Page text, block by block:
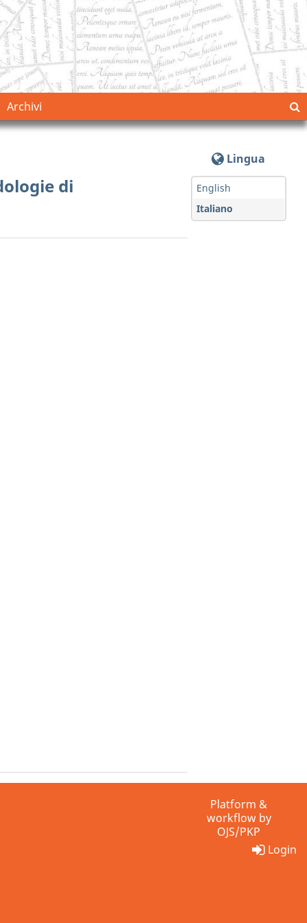
Archivi
di
Lingua
English
Italiano
Platform &
workflow by
OJS/PKP
Login